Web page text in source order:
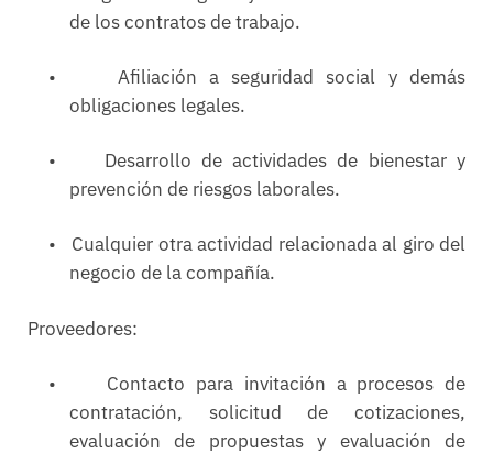
de los contratos de trabajo.
•
Afiliación a seguridad social y demás
obligaciones legales.
•
Desarrollo de actividades de bienestar y
prevención de riesgos laborales.
•
Cualquier otra actividad relacionada al giro del
negocio de la compañía.
Proveedores:
•
Contacto para invitación a procesos de
contratación, solicitud de cotizaciones,
evaluación de propuestas y evaluación de